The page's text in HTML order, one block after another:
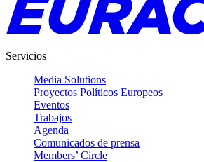
Servicios
Media Solutions
Proyectos Políticos Europeos
Eventos
Trabajos
Agenda
Comunicados de prensa
Members’ Circle